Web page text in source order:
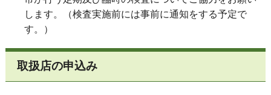
します。（検査実施前には事前に通知をする予定で
す。）
取扱店の申込み